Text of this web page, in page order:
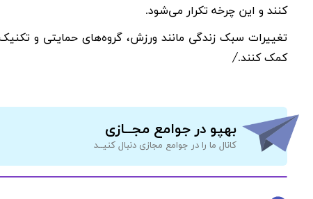
کنند و این چرخه تکرار می‌شود.
تغییرات سبک زندگی مانند ورزش، گروه‌های حمایتی و
کمک کنند./
بهپو در جوامع مجــازی
کانال ما را در جوامع مجازی دنبال کنیــد